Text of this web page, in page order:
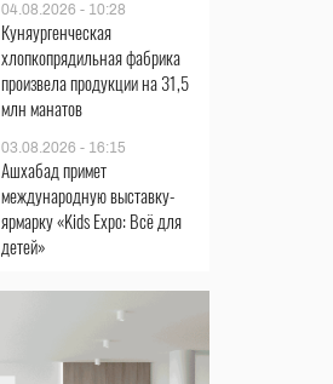
04.08.2026 - 10:28
Куняургенческая
хлопкопрядильная фабрика
произвела продукции на 31,5
млн манатов
03.08.2026 - 16:15
Ашхабад примет
международную выставку-
ярмарку «Kids Expo: Всё для
детей»